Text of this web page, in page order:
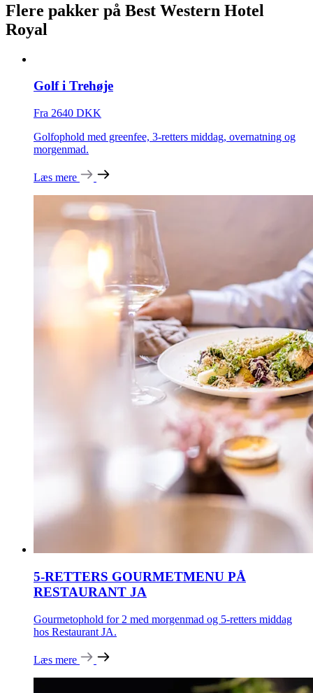
Flere pakker på Best Western Hotel
Royal
Golf i Trehøje
Fra 2640 DKK
Golfophold med greenfee, 3-retters middag, overnatning og
morgenmad.
Læs mere
5-RETTERS GOURMETMENU PÅ
RESTAURANT JA
Gourmetophold for 2 med morgenmad og 5-retters middag
hos Restaurant JA.
Læs mere